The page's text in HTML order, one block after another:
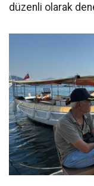
düzenli olarak